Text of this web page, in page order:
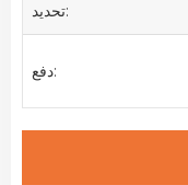
تحديد:
دفع: